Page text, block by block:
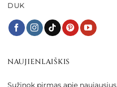
DUK
NAUJIENLAIŠKIS
Sužinok pirmas apie